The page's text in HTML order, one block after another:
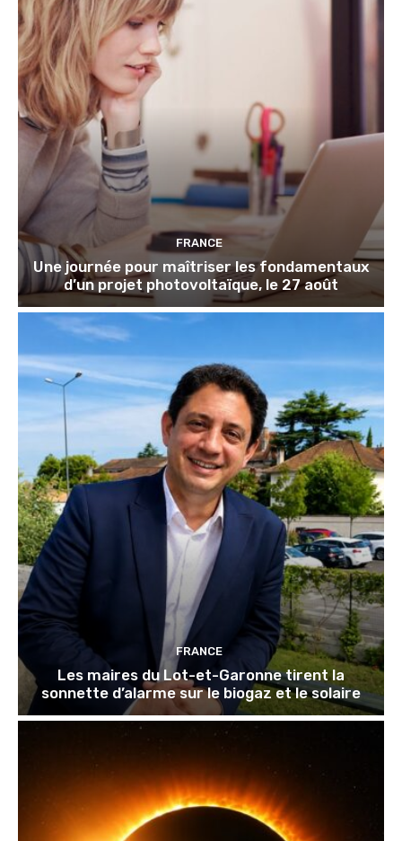
FRANCE
Une journée pour maîtriser les fondamentaux
d’un projet photovoltaïque, le 27 août
FRANCE
Les maires du Lot-et-Garonne tirent la
sonnette d’alarme sur le biogaz et le solaire